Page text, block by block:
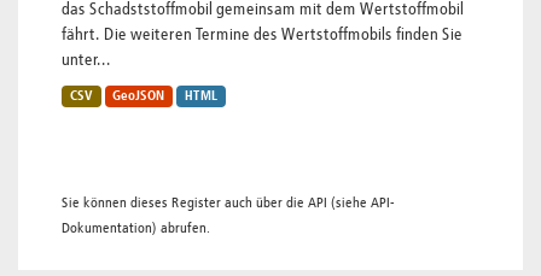
das Schadststoffmobil gemeinsam mit dem Wertstoffmobil
fährt. Die weiteren Termine des Wertstoffmobils finden Sie
unter...
CSV GeoJSON HTML
Sie können dieses Register auch über die API (siehe API-
Dokumentation) abrufen.